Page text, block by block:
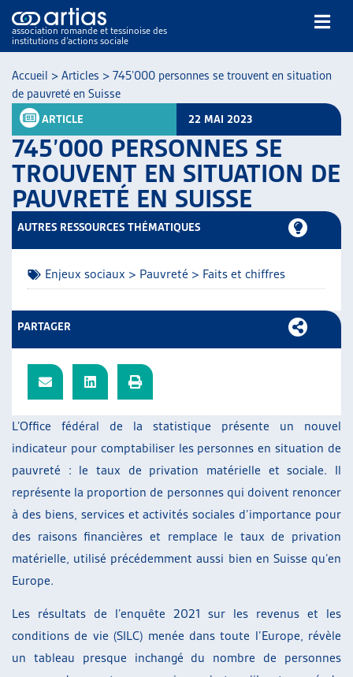
association romande et tessinoise des
institutions d’actions sociale
NOS PUBLICATIONS
ARTICLES
RESSOURCES
GUIDE SOCIAL ROMAND
ARTIAS
L’ASSOCIATION
JOURNÉES D’AUTOMNE
Accueil > Articles > 745’000 personnes se trouvent en situation
de pauvreté en Suisse
ARTICLE 22 MAI 2023
745’000 PERSONNES SE
TROUVENT EN SITUATION DE
PAUVRETÉ EN SUISSE
L’Office fédéral de la statistique présente un nouvel
indicateur pour comptabiliser les personnes en situation de
pauvreté : le taux de privation matérielle et sociale. Il
représente la proportion de personnes qui doivent renoncer
à des biens, services et activités sociales d’importance pour
des raisons financières et remplace le taux de privation
matérielle, utilisé précédemment aussi bien en Suisse qu’en
Europe.
Les résultats de l’enquête 2021 sur les revenus et les
conditions de vie (SILC) menée dans toute l’Europe, révèle
un tableau presque inchangé du nombre de personnes
AUTRES RESSOURCES THÉMATIQUES
Enjeux sociaux > Pauvreté > Faits et chiffres
PARTAGER